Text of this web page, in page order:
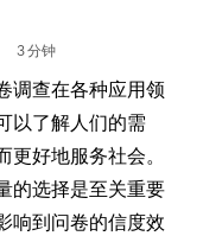
3 分钟
调查在各种应用领
以了解人们的需
好地服务社会。
的选择是至关重要
响到问卷的信度效